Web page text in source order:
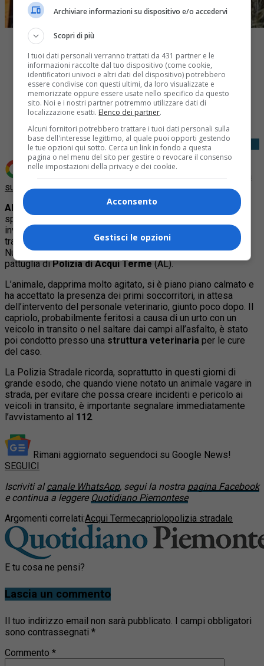
Share
Tweet
Aggiungi Quotidiano Piemontese come Fonte preferita
su Google
ALESSANDRIA
– Qualche giorno fa un
spaventato, vagava sulla SS.30 con il rischio di essere
investito e di provocare incidenti. Alcuni automobilisti in
transito si sono accorti dell’animale, e hanno avvertito il
Numero Unico di Emergenza 112. Sul posto è arrivata una
pattuglia diPolizia di Acqui Terme(AL).
L’animale, dapprima molto agitato, si è piano piano calmato e
ha accettato la presenza dei primi soccorritori, in attesa
dell’intervento del personale veterinario, giunto poco dopo. Il
capriolo, probabilmente feritosi a causa di un urto con un
veicolo in transito o nel saltare dai campi all’asfalto, è stato
poi condotto presso una struttura veterinaria per le cure
del caso.
La Polizia Stradale ricorda, soprattutto in questi giorni di
grande esodo, che quando viene notato un animale vagare in
strada, per evitare che possa creare incidenti e pericolo ai
veicoli in transito, è importante segnalare immediatamente
l’avvistamento al 112.
Rimani aggiornato seguendoci su Google News!
SEGUICI
Iscriviti alcanale WhatsApp, segui la nostra pagina Facebook
e continua a leggere Quotidiano Piemontese
Argomenti correlati:Acqui Termecapriolopolizia stradale
E tu cosa ne pensi?
Lascia un commento
Il tuo indirizzo email non sarà pubblicato. I campi obbligatori
sono contrassegnati *
Commento *
Archiviare informazioni su dispositivo e/o accedervi
Scopri di più
I tuoi dati personali verranno trattati da 431 partner e le
informazioni raccolte dal tuo dispositivo (come cookie,
identificatori univoci e altri dati del dispositivo) potrebbero
essere condivise con questi ultimi, da loro visualizzate e
memorizzate oppure essere usate nello specifico da questo
sito. Noi e i nostri partner potremmo utilizzare dati di
localizzazione esatti. Elenco dei partner.
Alcuni fornitori potrebbero trattare i tuoi dati personali sulla
base dell'interesse legittimo, al quale puoi opporti gestendo
le tue opzioni qui sotto. Cerca un link in fondo a questa
pagina o nel menu del sito per gestire o revocare il consenso
nelle impostazioni della privacy e dei cookie.
Acconsento
Gestisci le opzioni